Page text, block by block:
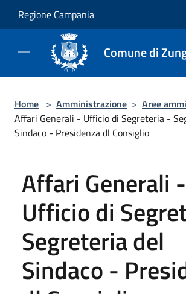
Regione Campania
Comune di
Home > Amministrazione > Aree
Affari Generali - Ufficio di Segreteria -
Sindaco - Presidenza dl Consiglio
Affari Generali -
Ufficio di
Segreteria del
Sindaco -